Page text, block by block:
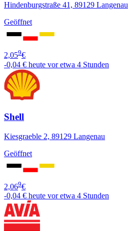
Hindenburgstraße 41, 89129 Langenau
Geöffnet
2,059€
-0,04 € heute vor etwa 4 Stunden
Shell
Kiesgraeble 2, 89129 Langenau
Geöffnet
2,069€
-0,04 € heute vor etwa 4 Stunden